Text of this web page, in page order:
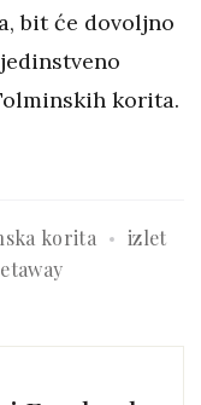
bit će dovoljno
korita.
korita
izlet